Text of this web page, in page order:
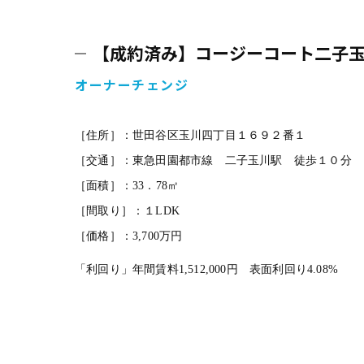
【成約済み】コージーコート二子
オーナーチェンジ
［住所］：世田谷区玉川四丁目１６９２番１
［交通］：東急田園都市線 二子玉川駅 徒歩１０分
［面積］：33．78㎡
［間取り］：１LDK
［価格］：3,700万円
「利回り」年間賃料1,512,000円 表面利回り4.08%